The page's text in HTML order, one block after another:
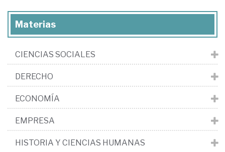
Materias
CIENCIAS SOCIALES
DERECHO
ECONOMÍA
EMPRESA
HISTORIA Y CIENCIAS HUMANAS